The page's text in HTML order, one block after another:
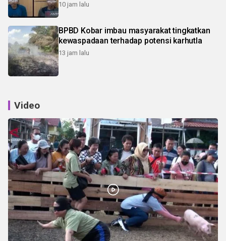
10 jam lalu
BPBD Kobar imbau masyarakat tingkatkan
kewaspadaan terhadap potensi karhutla
13 jam lalu
Video